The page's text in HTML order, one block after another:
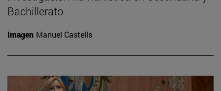
Bachillerato
Imagen Manuel Castells